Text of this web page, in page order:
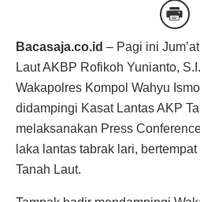
Bacasaja.co.id – Pagi ini
Laut AKBP Rofikoh Yunianto,
Wakapolres Kompol Wahyu
didampingi Kasat Lantas AKP
melaksanakan Press
laka lantas tabrak lari,
Tanah Laut.